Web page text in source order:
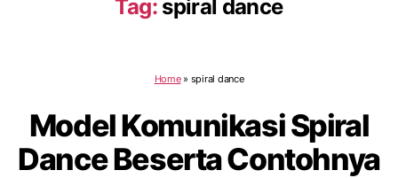
Tag: spiral dance
Home» spiral dance
Model Komunikasi Spiral
Dance Beserta Contohnya